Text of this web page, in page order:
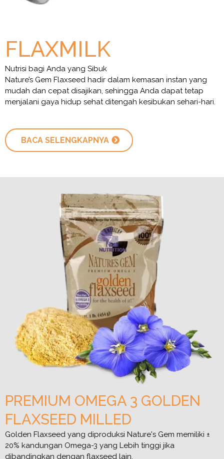
FLAXMILK
Nutrisi bagi Anda yang Sibuk
Nature’s Gem Flaxseed hadir dalam kemasan instan yang
mudah dan cepat disajikan, sehingga Anda dapat tetap
menjalani gaya hidup sehat ditengah kesibukan sehari-hari.
BACA SELENGKAPNYA
PREMIUM OMEGA 3 GOLDEN
FLAXSEED MILLED
Golden Flaxseed yang diproduksi Nature's Gem memiliki ±
20% kandungan Omega-3 yang Lebih tinggi jika
dibandingkan dengan flaxseed lain.